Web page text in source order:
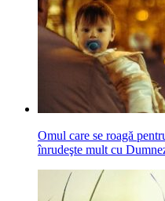
Omul care se roagă
înrudeşte mult cu